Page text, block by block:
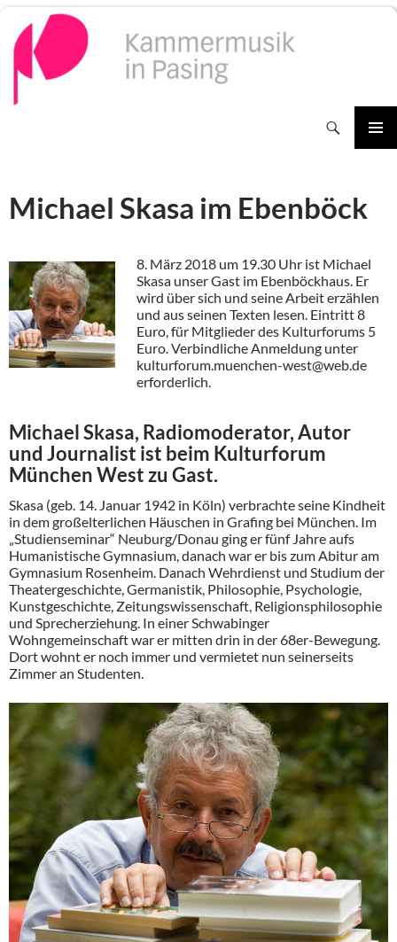
Inhalt
springen
Michael Skasa im Ebenböck
8. März 2018 um 19.30 Uhr ist Michael
Skasa unser Gast im Ebenböckhaus. Er
wird über sich und seine Arbeit erzählen
und aus seinen Texten lesen. Eintritt 8
Euro, für Mitglieder des Kulturforums 5
Euro. Verbindliche Anmeldung unter
kulturforum.muenchen-west@web.de
erforderlich.
Michael Skasa, Radiomoderator, Autor
und Journalist ist beim Kulturforum
München West zu Gast.
Skasa (geb. 14. Januar 1942 in Köln) verbrachte seine Kindheit
in dem großelterlichen Häuschen in Grafing bei München. Im
„Studienseminar“ Neuburg/Donau ging er fünf Jahre aufs
Humanistische Gymnasium, danach war er bis zum Abitur am
Gymnasium Rosenheim. Danach Wehrdienst und Studium der
Theatergeschichte, Germanistik, Philosophie, Psychologie,
Kunstgeschichte, Zeitungswissenschaft, Religionsphilosophie
und Sprecherziehung. In einer Schwabinger
Wohngemeinschaft war er mitten drin in der 68er-Bewegung.
Dort wohnt er noch immer und vermietet nun seinerseits
Zimmer an Studenten.